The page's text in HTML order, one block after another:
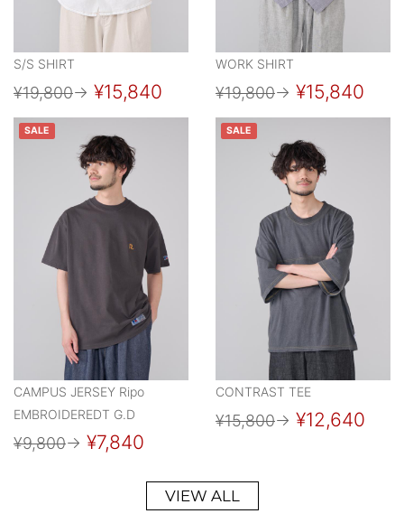
S/S SHIRT
¥19,800→ ¥15,840
WORK SHIRT
¥19,800→ ¥15,840
SALE
CAMPUS JERSEY Ripo
EMBROIDEREDT G.D
¥9,800→ ¥7,840
SALE
CONTRAST TEE
¥15,800→ ¥12,640
VIEW ALL